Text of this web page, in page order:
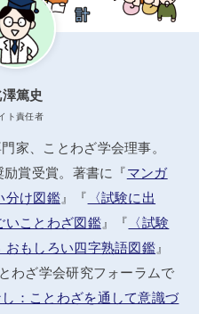
篤史
ト責任者
家、ことわざ学会理事。
賞受賞。著書に『マンガ
分け図鑑』『 〈試験に出
いことわざ図鑑』『 〈試験
おもしろい四字熟語図鑑 』
わざ学会研究フォーラムで
：ことわざを通して意識づ